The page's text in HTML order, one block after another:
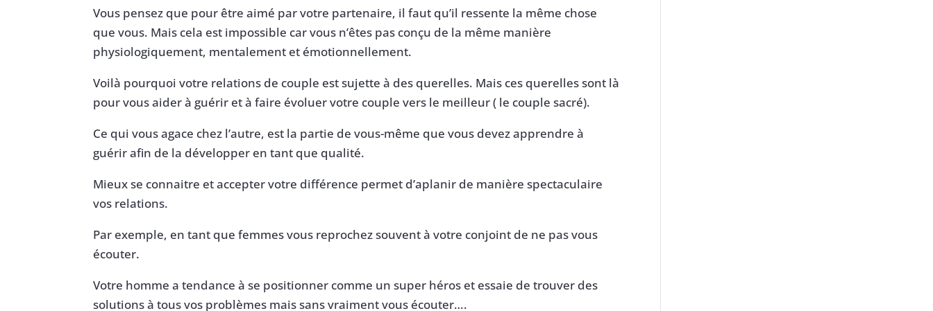
Vous pensez que pour être aimé par votre partenaire, il faut qu’il ressente la même chose
que vous. Mais cela est impossible car vous n’êtes pas conçu de la même manière
physiologiquement, mentalement et émotionnellement.
Voilà pourquoi votre relations de couple est sujette à des querelles. Mais ces querelles sont là
pour vous aider à guérir et à faire évoluer votre couple vers le meilleur ( le couple sacré).
Ce qui vous agace chez l’autre, est la partie de vous-même que vous devez apprendre à
guérir afin de la développer en tant que qualité.
Mieux se connaitre et accepter votre différence permet d’aplanir de manière spectaculaire
vos relations.
Par exemple, en tant que femmes vous reprochez souvent à votre conjoint de ne pas vous
écouter.
Votre homme a tendance à se positionner comme un super héros et essaie de trouver des
solutions à tous vos problèmes mais sans vraiment vous écouter….